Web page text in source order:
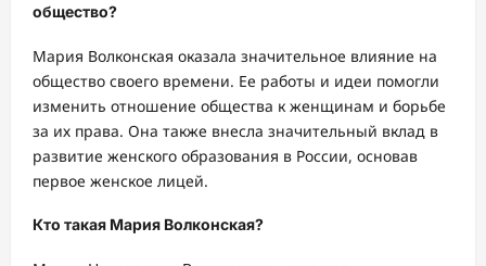
общество?
Мария Волконская оказала значительное влияние на
общество своего времени. Ее работы и идеи помогли
изменить отношение общества к женщинам и борьбе
за их права. Она также внесла значительный вклад в
развитие женского образования в России, основав
первое женское лицей.
Кто такая Мария Волконская?